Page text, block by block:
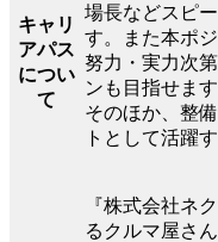
キャリ
アパス
につい
て
場長などスピ
す。また本ポ
努力・実力次
ンも目指せま
そのほか、整
トとして活躍
『株式会社ネ
るクルマ屋さ